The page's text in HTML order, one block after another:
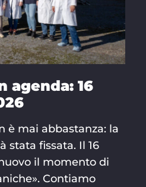
agenda: 16
è mai abbastanza: la
stata fissata. Il 16
il momento di
Contiamo